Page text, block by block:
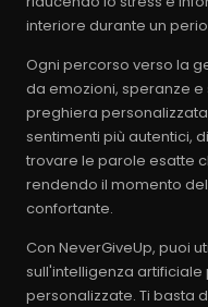
interiore durante un
Ogni percorso verso la
da emozioni, speranze
preghiera
sentimenti più autentici,
trovare le parole esatte
rendendo il momento
confortante.
Con NeverGiveUp, puoi
sull'intelligenza
personalizzate. Ti basta